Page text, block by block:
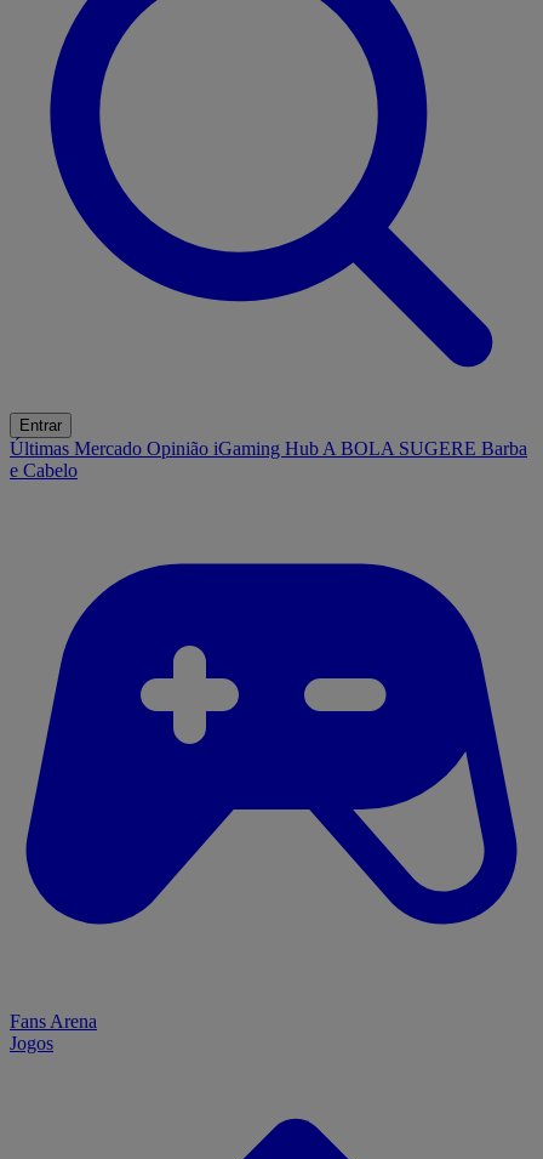
Entrar
Últimas Mercado Opinião iGaming Hub A BOLA SUGERE Barba
e Cabelo
Fans Arena
Jogos